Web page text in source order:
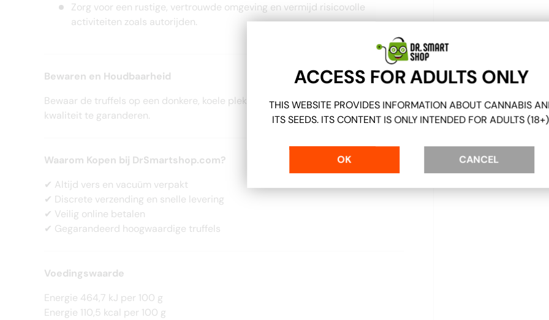
Zorg voor een rustige, vertrouwde omgeving en vermijd risicovolle
activiteiten zoals autorijden.
Bewaren en Houdbaarheid
Bewaar de truffels op een donkere, koele plek (2°C tot 4°C) om de versheid en
kwaliteit te garanderen.
Waarom Kopen bij DrSmartshop.com?
✔ Altijd vers en vacuüm verpakt
✔ Discrete verzending en snelle levering
✔ Veilig online betalen
✔ Gegarandeerd hoogwaardige truffels
Voedingswaarde
Energie 464,7 kJ per 100 g
Energie 110,5 kcal per 100 g
ACCESS FOR ADULTS ONLY
THIS WEBSITE PROVIDES INFORMATION ABOUT CANNABIS
ITS SEEDS. ITS CONTENT IS ONLY INTENDED FOR ADULTS
OK CANCEL